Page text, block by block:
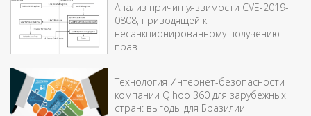
Анализ причин уязвимости CVE-2019-
0808, приводящей к
несанкционированному получению
прав
Технология Интернет-безопасности
компании Qihoo 360 для зарубежных
стран: выгоды для Бразилии